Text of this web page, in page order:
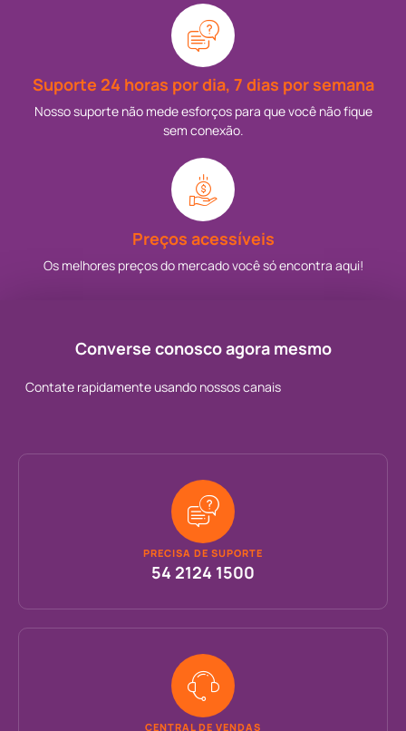
Suporte 24 horas por dia, 7 dias por semana
Nosso suporte não mede esforços para que você não fique
sem conexão.
Preços acessíveis
Os melhores preços do mercado você só encontra aqui!
Converse conosco agora mesmo
Contate rapidamente usando nossos canais
PRECISA DE SUPORTE
54 2124 1500
CENTRAL DE VENDAS